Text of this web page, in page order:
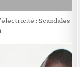
: Scandales